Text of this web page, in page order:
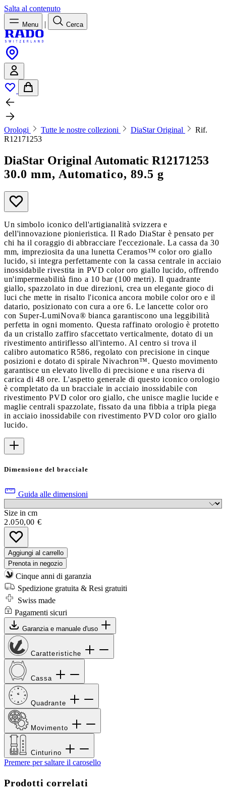
Salta al contenuto
Menu | Cerca
Orologi Tutte le nostre collezioni DiaStar Original
Rif.
R12171253
DiaStar Original Automatic R12171253
30.0 mm, Automatico, 89.5 g
Un simbolo iconico dell'artigianalità svizzera e
dell'innovazione pionieristica. Il Rado DiaStar è pensato per
chi ha il coraggio di abbracciare l'eccezionale. La cassa da 30
mm, impreziosita da una lunetta Ceramos™ color oro giallo
lucido, si integra perfettamente con la cassa centrale in acciaio
inossidabile rivestita in PVD color oro giallo lucido, offrendo
un'impermeabilità fino a 10 bar (100 metri). Il quadrante
giallo, spazzolato in due direzioni, crea un elegante gioco di
luci che mette in risalto l'iconica ancora mobile color oro e il
datario, posizionato con cura a ore 6. Le lancette color oro
con Super-LumiNova® bianca garantiscono una leggibilità
perfetta in ogni momento. Questa raffinato orologio è protetto
da un cristallo zaffiro sfaccettato verticalmente, dotato di un
rivestimento antiriflesso all'interno. Al centro si trova il
calibro automatico R586, regolato con precisione in cinque
posizioni e dotato di spirale Nivachron™. Questo movimento
garantisce un elevato livello di precisione e una riserva di
carica di 48 ore. L'aspetto generale di questo iconico orologio
è completato da un bracciale in acciaio inossidabile con
rivestimento PVD color oro giallo, che unisce maglie lucide e
maglie centrali spazzolate, fissato da una fibbia a tripla piega
in acciaio inossidabile con rivestimento PVD color oro giallo
lucido.
Dimensione del bracciale
Guida alle dimensioni
Size in cm
2.050,00 €
Aggiungi al carrello
Prenota in negozio
Cinque anni di garanzia
Spedizione gratuita & Resi gratuiti
Swiss made
Pagamenti sicuri
Garanzia e manuale d'uso
Caratteristiche
Cassa
Quadrante
Movimento
Cinturino
Premere per saltare il carosello
Prodotti correlati